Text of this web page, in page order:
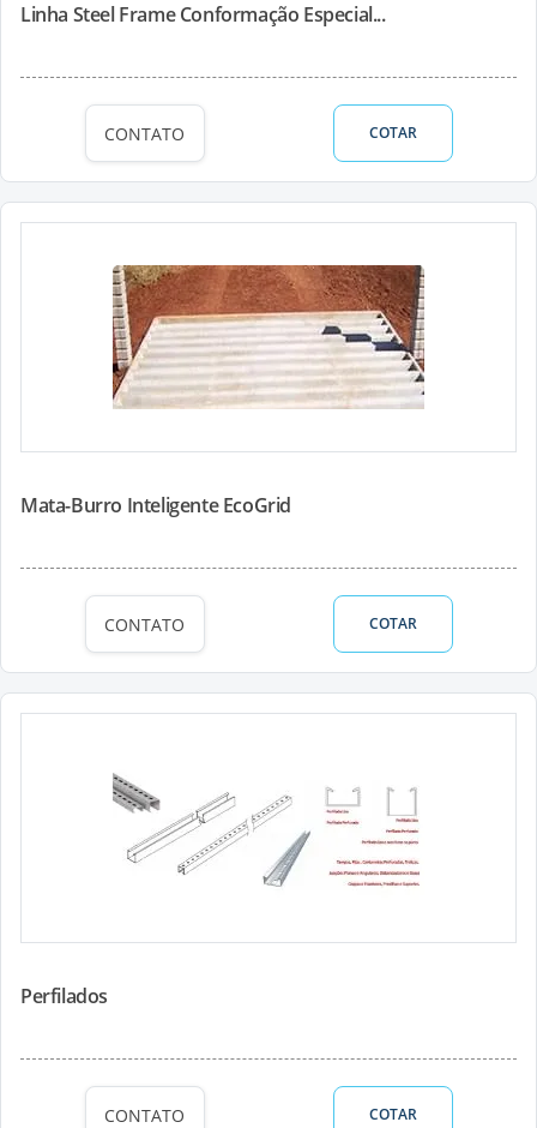
Linha Steel Frame Conformação Especial...
CONTATO COTAR
Mata-Burro Inteligente EcoGrid
CONTATO COTAR
Perfilados
CONTATO COTAR